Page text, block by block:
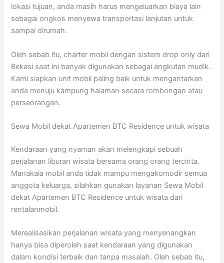
lokasi tujuan, anda masih harus mengeluarkan biaya lain
sebagai ongkos menyewa transportasi lanjutan untuk
sampai dirumah.
Oleh sebab itu, charter mobil dengan sistem drop only dari
Bekasi saat ini banyak digunakan sebagai angkutan mudik.
Kami siapkan unit mobil paling baik untuk mengantarkan
anda menuju kampung halaman secara rombongan atau
perseorangan.
Sewa Mobil dekat Apartemen BTC Residence untuk wisata
Kendaraan yang nyaman akan melengkapi sebuah
perjalanan liburan wisata bersama orang orang tercinta.
Manakala mobil anda tidak mampu mengakomodir semua
anggota keluarga, silahkan gunakan layanan Sewa Mobil
dekat Apartemen BTC Residence untuk wisata dari
rentalanmobil.
Merealisasikan perjalanan wisata yang menyenangkan
hanya bisa diperoleh saat kendaraan yang digunakan
dalam kondisi terbaik dan tanpa masalah. Oleh sebab itu,